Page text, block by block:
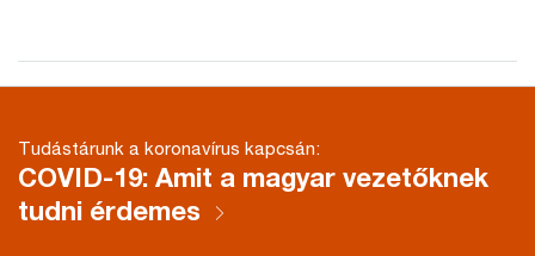
Tudástárunk a koronavírus kapcsán:
COVID-19: Amit a magyar vezetőknek
tudni érdemes